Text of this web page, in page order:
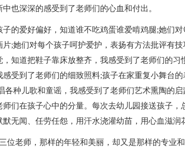
也深深的感受到了老师们的心血和付出。
子的爱好偏好，知道谁不吃鸡蛋谁爱啃鸡腿;她们
;她们对每个孩子呵护爱护，表扬有方法批评有
知道把鞋子靠床放整齐，我感受到了老师们的习
受到了老师们的细致照料;孩子在家重复小舞台
各种儿歌和童谣，我感受到了老师们艺术熏陶的
们在孩子心中的分量。每次去幼儿园接送孩子
无闻、任劳任怨，用汗水浇灌幼苗，用心血滋润
位老师，那样的年轻和美丽，却又是那样的专业